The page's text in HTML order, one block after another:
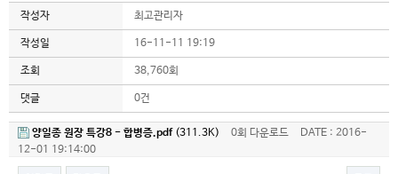
작성자 최고관리자
작성일 16-11-11 19:19
조회 38,760회
댓글 0건
양일종 원장 특강8 - 합병증.pdf (311.3K) 0회 다운로드
DATE : 2016-
12-01 19:14:00